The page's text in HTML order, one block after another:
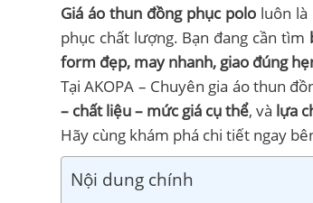
Giá áo thun đồng phục pololuôn là
phục chất lượng. Bạn đang cần tìm
form đẹp, may nhanh, giao đúng
Tại AKOPA – Chuyên gia áo thun
– chất liệu – mức giá cụ thể, và lựa
Hãy cùng khám phá chi tiết ngay
Nội dung chính